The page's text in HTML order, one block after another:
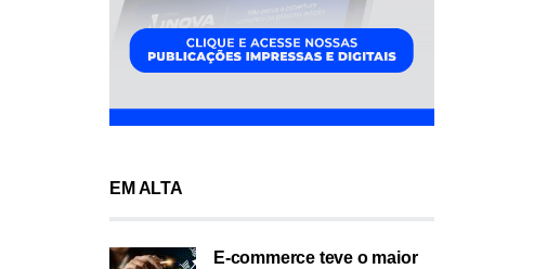
EM ALTA
E-commerce teve o maior